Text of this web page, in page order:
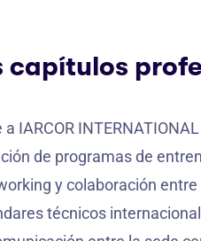
capítulos
IARCOR
de programas de
y colaboración
técnicos